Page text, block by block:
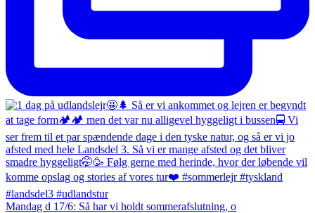
Mandag d 17/6: Så har vi holdt sommerafslutning, o